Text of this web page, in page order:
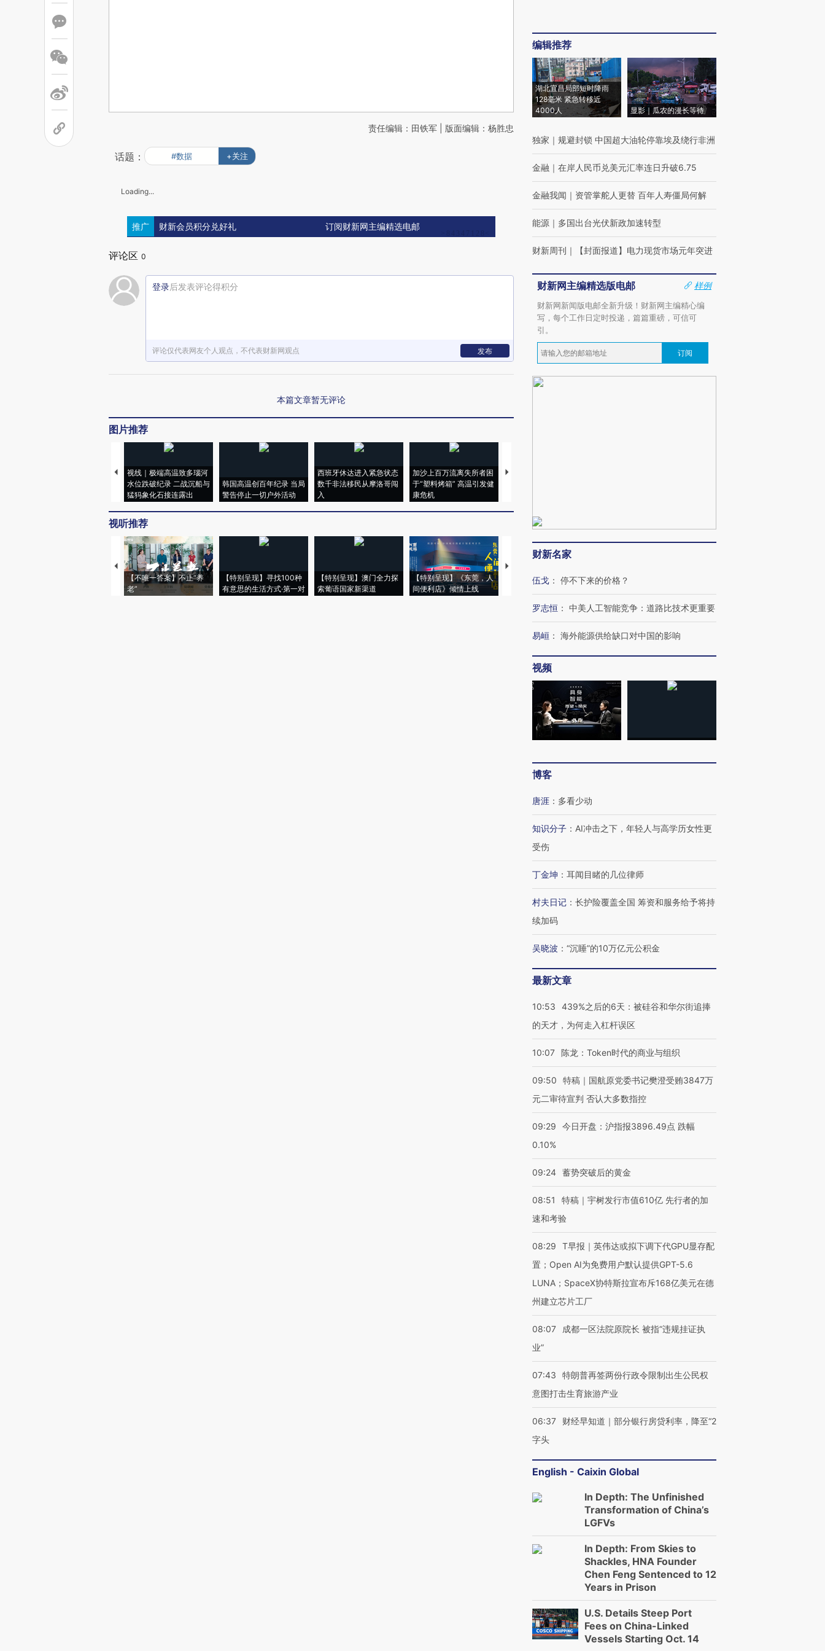
责任编辑：田铁军 | 版面编辑：杨胜忠
话题： #数据 +关注
Loading...
推广 财新会员积分兑好礼 订阅财新网主编精选电邮
评论区 0
登录后发表评论得积分
评论仅代表网友个人观点，不代表财新网观点 发布
本篇文章暂无评论
图片推荐
视线｜极端高温致多瑙河
水位跌破纪录 二战沉船与
猛犸象化石接连露出
韩国高温创百年纪录 当局
警告停止一切户外活动
西班牙休达进入紧急状态
数千非法移民从摩洛哥闯
入
加沙上百万流离失所者困
于“塑料烤箱” 高温引发健
康危机
视线｜HYROX的吸金
视听推荐
【不唯一答案】不止“养
老”
【特别呈现】寻找100种
有意思的生活方式·第一对
【特别呈现】澳门全力探
索葡语国家新渠道
【特别呈现】《东莞，人
间便利店》倾情上线
【推广】走进第四届链博
会，让数智科技“链”接产
【特别呈现】寻找100种
编辑推荐
湖北宜昌局部短时降雨
128毫米 紧急转移近
4000人
显影｜瓜农的漫长等待
独家 ｜ 规避封锁 中国超大油轮停靠埃及绕行非洲
金融 ｜ 在岸人民币兑美元汇率连日升破6.75
金融我闻 ｜ 资管掌舵人更替 百年人寿僵局何解
能源 ｜ 多国出台光伏新政加速转型
财新周刊 ｜ 【封面报道】电力现货市场元年突进
财新网主编精选版电邮
样例
财新网新闻版电邮全新升级！财新网主编精心编
写，每个工作日定时投递，篇篇重磅，可信可
引。
订阅
财新名家
伍戈 ： 停不下来的价格？
罗志恒 ： 中美人工智能竞争：道路比技术更重要
易峘 ： 海外能源供给缺口对中国的影响
视频
博客
唐涯 ： 多看少动
知识分子 ： AI冲击之下，年轻人与高学历女性更
受伤
丁金坤 ： 耳闻目睹的几位律师
村夫日记 ： 长护险覆盖全国 筹资和服务给予将持
续加码
吴晓波 ： “沉睡”的10万亿元公积金
最新文章
10:53
439%之后的6天：被硅谷和华尔街追捧
的天才，为何走入杠杆误区
10:07 陈龙：Token时代的商业与组织
09:50
特稿｜国航原党委书记樊澄受贿3847万
元二审待宣判 否认大多数指控
09:29
今日开盘：沪指报3896.49点 跌幅
0.10%
09:24 蓄势突破后的黄金
08:51
特稿｜宇树发行市值610亿 先行者的加
速和考验
08:29
T早报｜英伟达或拟下调下代GPU显存配
置；Open AI为免费用户默认提供GPT-5.6
LUNA；SpaceX协特斯拉宣布斥168亿美元在德
州建立芯片工厂
08:07
成都一区法院原院长 被指“违规挂证执
业”
07:43
特朗普再签两份行政令限制出生公民权
意图打击生育旅游产业
06:37
财经早知道｜部分银行房贷利率，降至“2
字头
English - Caixin Global
In Depth: The Unfinished
Transformation of China’s
LGFVs
In Depth: From Skies to
Shackles, HNA Founder
Chen Feng Sentenced to 12
Years in Prison
U.S. Details Steep Port
Fees on China-Linked
Vessels Starting Oct. 14